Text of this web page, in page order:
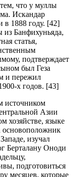
что у муллы
Искандар
в 1888 году. [42]
Банфихуньяда,
статья,
подтверждает
был Геза
и пережил
х годов. [43]
источником
Азии
хозяйстве, языке
основоположник
изучал
Берталану Оноди
подготовиться
месяцев, которые